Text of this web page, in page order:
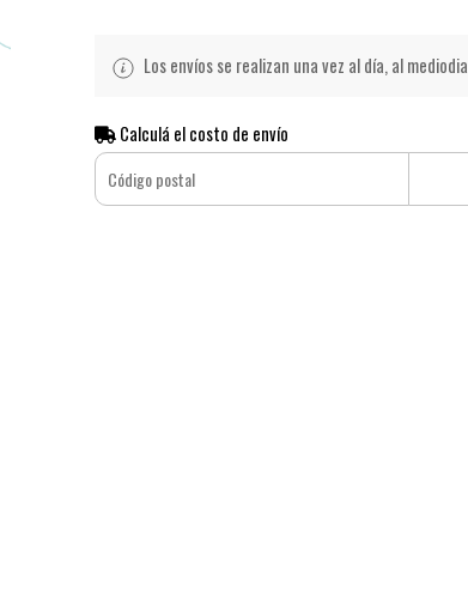
Los envíos se realizan una vez al día, al mediodia
Calculá el costo de envío